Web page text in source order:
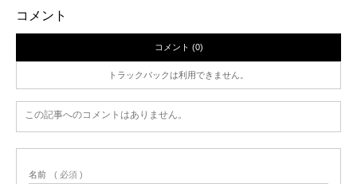
コメント
コメント (0)
トラックバックは利用できません。
この記事へのコメントはありません。
名前 ( 必須 )